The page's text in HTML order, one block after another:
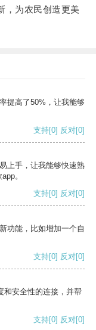
，为农民创造更美
提高了50%，让我能够
支持[0] 反对[0]
上手，让我能够快速熟
。
支持[0] 反对[0]
功能，比如增加一个自
支持[0] 反对[0]
和安全性的连接，并帮
支持[0] 反对[0]